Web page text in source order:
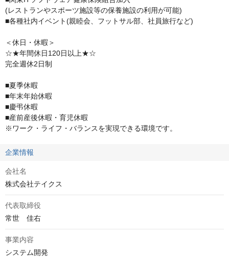
(レストランやスポーツ施設等の保養施設の利用が可能)
■各種社内イベント(親睦会、フットサル部、社員旅行など)
＜休日・休暇＞
☆★年間休日120日以上★☆
完全週休2日制
■夏季休暇
■年末年始休暇
■慶弔休暇
■産前産後休暇・育児休暇
※ワーク・ライフ・バランスを実現できる環境です。
企業情報
会社名
株式会社テイクス
代表取締役
事業内容
システム開発